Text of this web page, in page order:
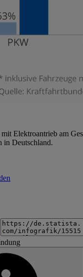
Elektroantrieb am
in Deutschland.